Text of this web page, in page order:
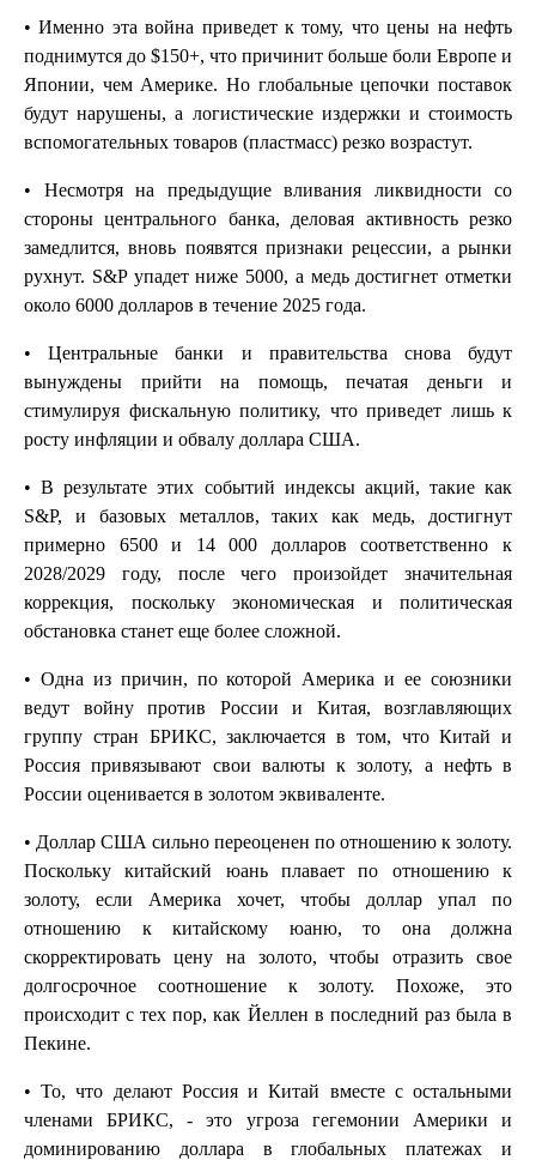
• Именно эта война приведет к тому, что цены на нефть
поднимутся до $150+, что причинит больше боли Европе и
Японии, чем Америке. Но глобальные цепочки поставок
будут нарушены, а логистические издержки и стоимость
вспомогательных товаров (пластмасс) резко возрастут.
• Несмотря на предыдущие вливания ликвидности со
стороны центрального банка, деловая активность резко
замедлится, вновь появятся признаки рецессии, а рынки
рухнут. S&P упадет ниже 5000, а медь достигнет отметки
около 6000 долларов в течение 2025 года.
• Центральные банки и правительства снова будут
вынуждены прийти на помощь, печатая деньги и
стимулируя фискальную политику, что приведет лишь к
росту инфляции и обвалу доллара США.
• В результате этих событий индексы акций, такие как
S&P, и базовых металлов, таких как медь, достигнут
примерно 6500 и 14 000 долларов соответственно к
2028/2029 году, после чего произойдет значительная
коррекция, поскольку экономическая и политическая
обстановка станет еще более сложной.
• Одна из причин, по которой Америка и ее союзники
ведут войну против России и Китая, возглавляющих
группу стран БРИКС, заключается в том, что Китай и
Россия привязывают свои валюты к золоту, а нефть в
России оценивается в золотом эквиваленте.
• Доллар США сильно переоценен по отношению к золоту.
Поскольку китайский юань плавает по отношению к
золоту, если Америка хочет, чтобы доллар упал по
отношению к китайскому юаню, то она должна
скорректировать цену на золото, чтобы отразить свое
долгосрочное соотношение к золоту. Похоже, это
происходит с тех пор, как Йеллен в последний раз была в
Пекине.
• То, что делают Россия и Китай вместе с остальными
членами БРИКС, - это угроза гегемонии Америки и
доминированию доллара в глобальных платежах и